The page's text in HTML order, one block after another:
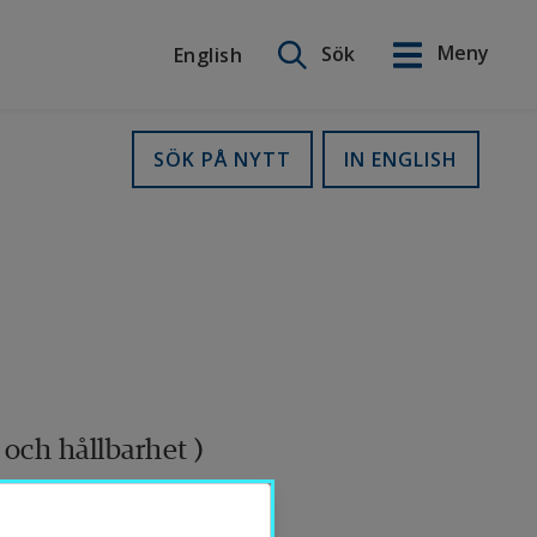
English
Sök
Meny
IN ENGLISH
SÖK PÅ NYTT
hållbarhet )
English